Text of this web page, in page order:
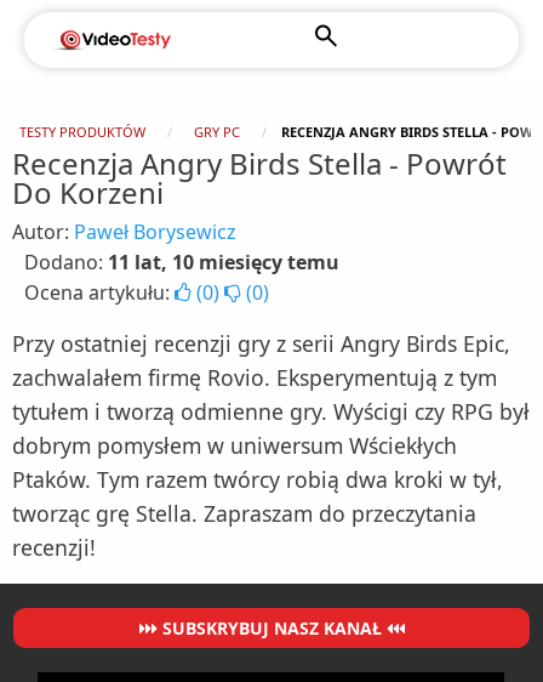
TESTY PRODUKTÓW GRY PC RECENZJA ANGRY BIRDS STELLA -
Recenzja Angry Birds Stella - Powrót
Do Korzeni
Autor: Paweł Borysewicz
Dodano: 11 lat, 10 miesięcy temu
Ocena artykułu:
(0) (0)
Przy ostatniej recenzji gry z serii Angry Birds Epic,
zachwalałem firmę Rovio. Eksperymentują z tym
tytułem i tworzą odmienne gry. Wyścigi czy RPG był
dobrym pomysłem w uniwersum Wściekłych
Ptaków. Tym razem twórcy robią dwa kroki w tył,
tworząc grę Stella. Zapraszam do przeczytania
recenzji!
SUBSKRYBUJ NASZ KANAŁ